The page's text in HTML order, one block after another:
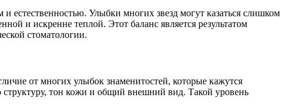
естественностью. Улыбки многих звезд могут казаться слишком
и искренне теплой. Этот баланс является результатом
стоматологии.
от многих улыбок знаменитостей, которые кажутся
структуру, тон кожи и общий внешний вид. Такой уровень